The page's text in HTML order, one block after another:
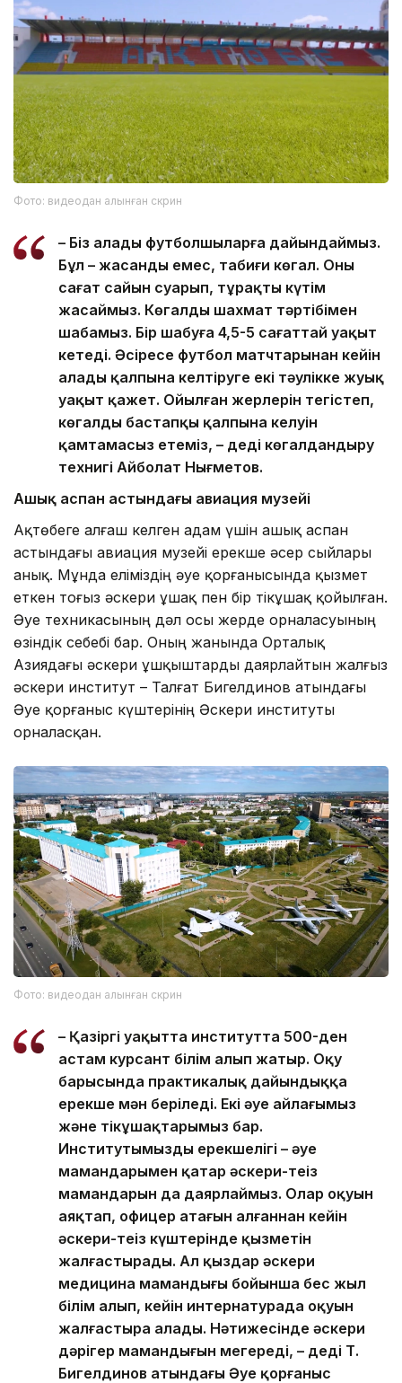
Фото: видеодан алынған скрин
– Біз алаңды футболшыларға дайындаймыз.
Бұл – жасанды емес, табиғи көгал. Оны
сағат сайын суарып, тұрақты күтім
жасаймыз. Көгалды шахмат тәртібімен
шабамыз. Бір шабуға 4,5-5 сағаттай уақыт
кетеді. Әсіресе футбол матчтарынан кейін
алаңды қалпына келтіруге екі тәулікке жуық
уақыт қажет. Ойылған жерлерін тегістеп,
көгалдың бастапқы қалпына келуін
қамтамасыз етеміз, – деді көгалдандыру
технигі Айболат Нығметов.
Ашық аспан астындағы авиация музейі
Ақтөбеге алғаш келген адам үшін ашық аспан
астындағы авиация музейі ерекше әсер сыйлары
анық. Мұнда еліміздің әуе қорғанысында қызмет
еткен тоғыз әскери ұшақ пен бір тікұшақ қойылған.
Әуе техникасының дәл осы жерде орналасуының
өзіндік себебі бар. Оның жанында Орталық
Азиядағы әскери ұшқыштарды даярлайтын жалғыз
әскери институт – Талғат Бигелдинов атындағы
Әуе қорғаныс күштерінің Әскери институты
орналасқан.
Фото: видеодан алынған скрин
– Қазіргі уақытта институтта 500-ден
астам курсант білім алып жатыр. Оқу
барысында практикалық дайындыққа
ерекше мән беріледі. Екі әуе айлағымыз
және тікұшақтарымыз бар.
Институтымыздың ерекшелігі – әуе
мамандарымен қатар әскери-теңіз
мамандарын да даярлаймыз. Олар оқуын
аяқтап, офицер атағын алғаннан кейін
әскери-теңіз күштерінде қызметін
жалғастырады. Ал қыздар әскери
медицина мамандығы бойынша бес жыл
білім алып, кейін интернатурада оқуын
жалғастыра алады. Нәтижесінде әскери
дәрігер мамандығын меңгереді, – деді Т.
Бигелдинов атындағы Әуе қорғаныс